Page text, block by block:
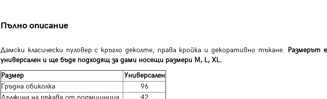
Пълно описание
Дамски класически пуловер с кръгло деколте, права кройка и декоративно тъкане. Размерът е
универсален и ще бъде подходящ за дами носещи размери M, L, XL.
Размер
Универсален
Гръдна обиколка
96
Дължина на ръкава от подмишница
42